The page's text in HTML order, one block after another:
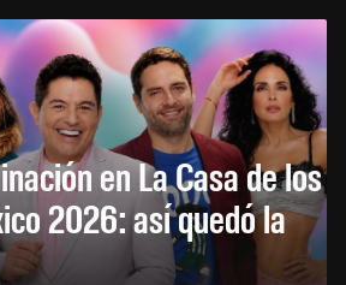
en La Casa de los
2026: así quedó la